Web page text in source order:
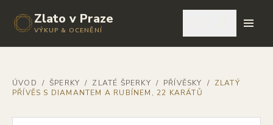
Zlato v Praze
VÝKUP & OCENĚNÍ
ÚVOD / ŠPERKY / ZLATÉ ŠPERKY / PŘÍVĚSKY / ZLATÝ
PŘÍVĚS S DIAMANTEM A RUBÍNEM, 22 KARÁTŮ